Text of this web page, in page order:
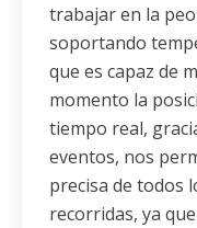
trabajar en la
soportando
que es capaz de
momento la
tiempo real,
eventos, nos
precisa de todos
recorridas, ya